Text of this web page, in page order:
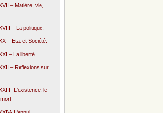
– Matière, vie,
– La politique.
– Etat et Société.
– La liberté.
– Réflexions sur
L'existence, le